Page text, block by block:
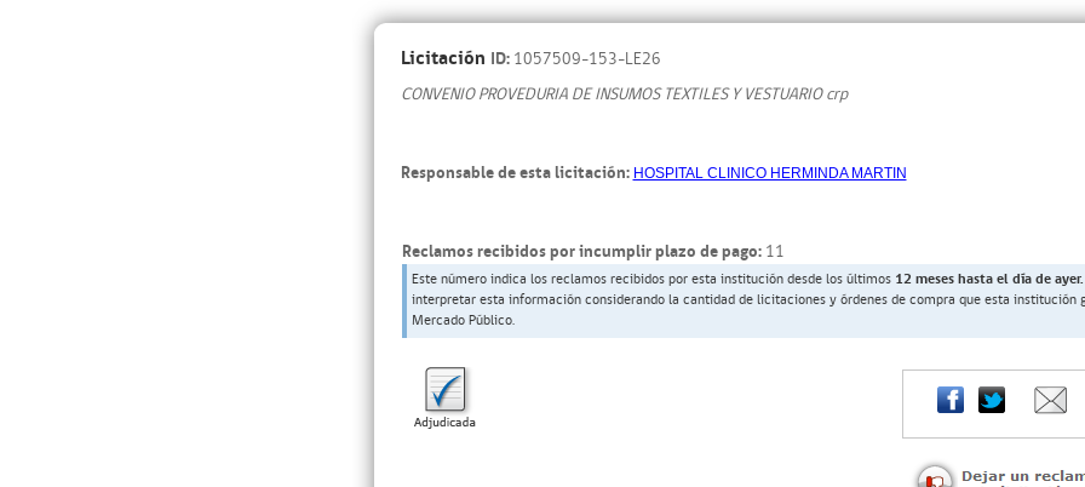
Licitación ID: 1057509-153-LE26
CONVENIO PROVEDURIA DE INSUMOS TEXTILES Y VESTUARIO crp
Responsable de esta licitación:HOSPITAL CLINICO HERMINDA MARTIN
Reclamos recibidos por incumplir plazo de pago: 11
Este número indica los reclamos recibidos por esta institución desde los últimos 12 meses hasta el día de ayer.
interpretar esta información considerando la cantidad de licitaciones y órdenes de compra que esta institución
Mercado Público.